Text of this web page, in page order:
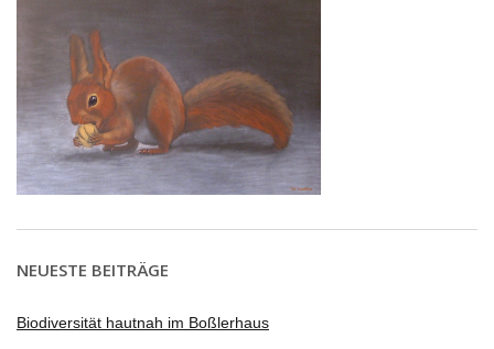
NEUESTE BEITRÄGE
Biodiversität hautnah im Boßlerhaus